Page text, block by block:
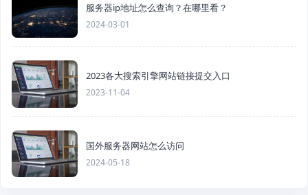
服务器ip地址怎么查询？在哪里看？
2024-03-01
2023各大搜索引擎网站链接提交入口
2023-11-04
国外服务器网站怎么访问
2024-05-18